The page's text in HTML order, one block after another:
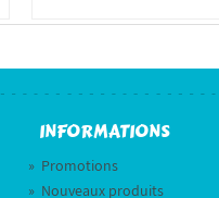
INFORMATIONS
» Promotions
» Nouveaux produits